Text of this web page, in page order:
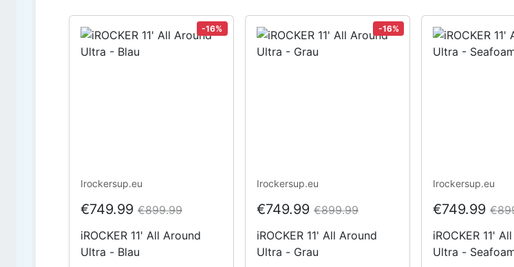
-16%
Irockersup.eu
€749.99 €899.99
iROCKER 11' All Around
Ultra - Blau
-16%
Irockersup.eu
€749.99€899.99
iROCKER 11' All Around
Ultra - Grau
Irockersup.eu
€749.99
iROCKER 11'
Ultra -